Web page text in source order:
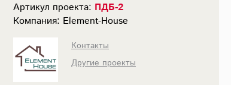
Артикул проекта: ПДБ-2
Компания: Element-House
Контакты
Другие проекты